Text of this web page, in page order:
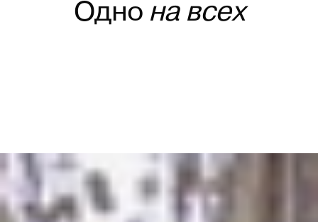
Одно на всех